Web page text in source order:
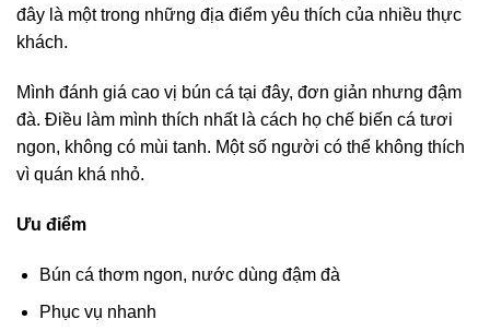
đây là một trong những địa điểm yêu thích của nhiều thực
khách.
Mình đánh giá cao vị bún cá tại đây, đơn giản nhưng đậm
đà. Điều làm mình thích nhất là cách họ chế biến cá tươi
ngon, không có mùi tanh. Một số người có thể không thích
vì quán khá nhỏ.
Ưu điểm
Bún cá thơm ngon, nước dùng đậm đà
Phục vụ nhanh